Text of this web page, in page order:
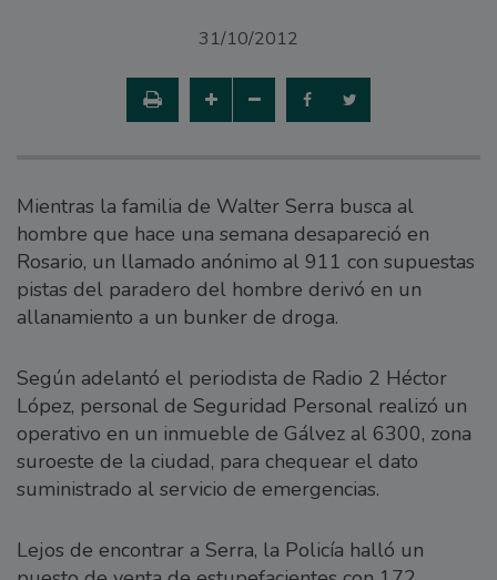
31/10/2012
Mientras la familia de Walter Serra busca al
hombre que hace una semana desapareció en
Rosario, un llamado anónimo al 911 con supuestas
pistas del paradero del hombre derivó en un
allanamiento a un bunker de droga.
Según adelantó el periodista de Radio 2 Héctor
López, personal de Seguridad Personal realizó un
operativo en un inmueble de Gálvez al 6300, zona
suroeste de la ciudad, para chequear el dato
suministrado al servicio de emergencias.
Lejos de encontrar a Serra, la Policía halló un